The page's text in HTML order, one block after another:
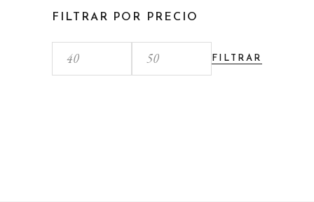
FILTRAR POR PRECIO
Precio
mínimo
Precio
máximo
FILTRAR